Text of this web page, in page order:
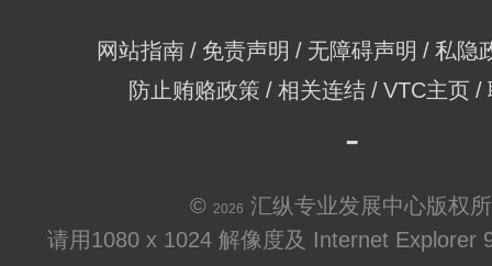
网站指南 免责声明 无障碍声明
私隐
防止贿赂政策
相关连结 VTC主页
© 2026 汇纵专业发展中心版权
请用1080 x 1024 解像度及 Internet Explorer